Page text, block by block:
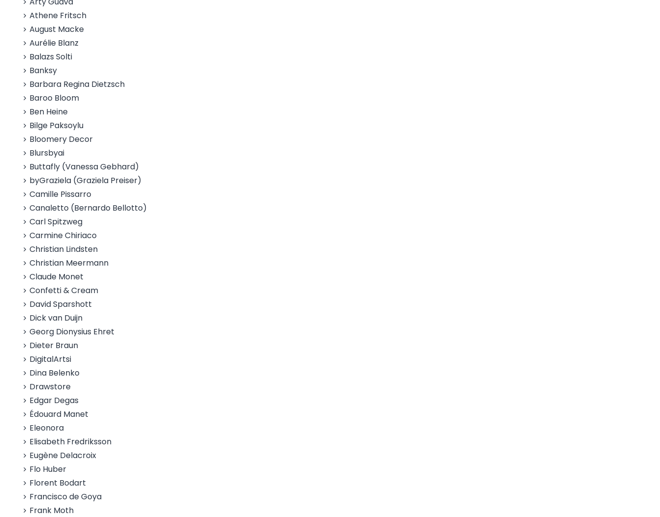
Athene Fritsch
August Macke
Aurélie Blanz
Balazs Solti
Banksy
Barbara Regina Dietzsch
Baroo Bloom
Ben Heine
Bilge Paksoylu
Bloomery Decor
Blursbyai
Buttafly (Vanessa Gebhard)
byGraziela (Graziela Preiser)
Camille Pissarro
Canaletto (Bernardo Bellotto)
Carl Spitzweg
Carmine Chiriaco
Christian Lindsten
Christian Meermann
Claude Monet
Confetti & Cream
David Sparshott
Dick van Duijn
Georg Dionysius Ehret
Dieter Braun
DigitalArtsi
Dina Belenko
Drawstore
Edgar Degas
Édouard Manet
Eleonora
Elisabeth Fredriksson
Eugène Delacroix
Flo Huber
Florent Bodart
Francisco de Goya
Frank Moth